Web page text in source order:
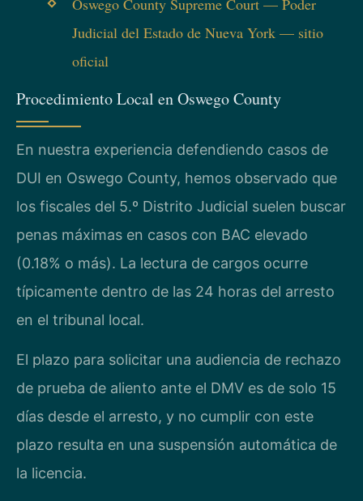
Oswego County Supreme Court — Poder
Judicial del Estado de Nueva York — sitio
oficial
Procedimiento Local en Oswego County
En nuestra experiencia defendiendo casos de
DUI en Oswego County, hemos observado que
los fiscales del 5.º Distrito Judicial suelen buscar
penas máximas en casos con BAC elevado
(0.18% o más). La lectura de cargos ocurre
típicamente dentro de las 24 horas del arresto
en el tribunal local.
El plazo para solicitar una audiencia de rechazo
de prueba de aliento ante el DMV es de solo 15
días desde el arresto, y no cumplir con este
plazo resulta en una suspensión automática de
la licencia.